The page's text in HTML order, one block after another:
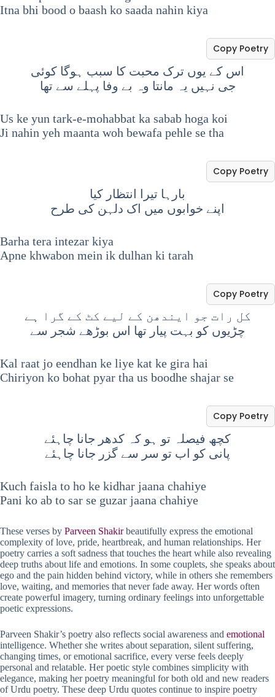
Itna bhi bood o baash ko saada nahin kiya
اس کے یوں ترک محبت کا سبب ہوگا کوئی
جی نہیں یہ مانتا وہ بے وفا پہلے سے تھا
Copy Poetry
Us ke yun tark-e-mohabbat ka sabab hoga koi
Ji nahin yeh maanta woh bewafa pehle se tha
بارہا تیرا انتظار کیا
اپنے خوابوں میں اک دلہن کی طرح
Copy Poetry
Barha tera intezar kiya
Apne khwabon mein ik dulhan ki tarah
کل رات جو ایندھن کے لیے کٹ کے گرا ہے
چڑیوں کو بہت پیار تھا اس بوڑھے شجر سے
Copy Poetry
Kal raat jo eendhan ke liye kat ke gira hai
Chiriyon ko bohat pyar tha us boodhe shajar se
کچھ فیصلہ تو ہو کہ کدھر جانا چاہئے
پانی کو اب تو سر سے گزر جانا چاہئے
Copy Poetry
Kuch faisla to ho ke kidhar jaana chahiye
Pani ko ab to sar se guzar jaana chahiye
These verses by Parveen Shakirbeautifully express the emotional
complexity of love, pride, heartbreak, and human relationships. Her
poetry carries a soft sadness that touches the heart while also revealing
deep truths about life and emotions. In some couplets, she speaks about
ego and the pain hidden behind victory, while in others she remembers
love, waiting, and memories that never fade away. Her words often
create powerful imagery, turning ordinary feelings into unforgettable
poetic expressions.
Parveen Shakir’s poetry also reflects social awareness and emotional
intelligence. Whether she writes about separation, silent suffering,
changing times, or emotional sacrifice, every verse feels deeply
personal and relatable. Her poetic style combines simplicity with
elegance, making her poetry meaningful for both old and new readers
of Urdu poetry. These deep Urdu quotes continue to inspire poetry